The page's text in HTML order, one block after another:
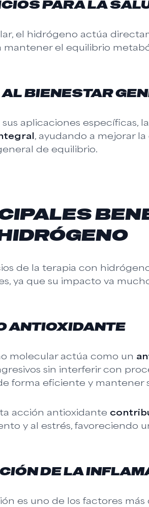
PARA LA
el hidrógeno actúa
mantener el equilibrio
AL BIENESTAR
sus aplicaciones específicas,
, ayudando a mejorar
de equilibrio.
de la terapia con
ya que su impacto va
ANTIOXIDANTE
molecular actúa como un
sin interferir con
forma eficiente y
acción antioxidante
y al estrés, favoreciendo
DE LA
es uno de los factores más